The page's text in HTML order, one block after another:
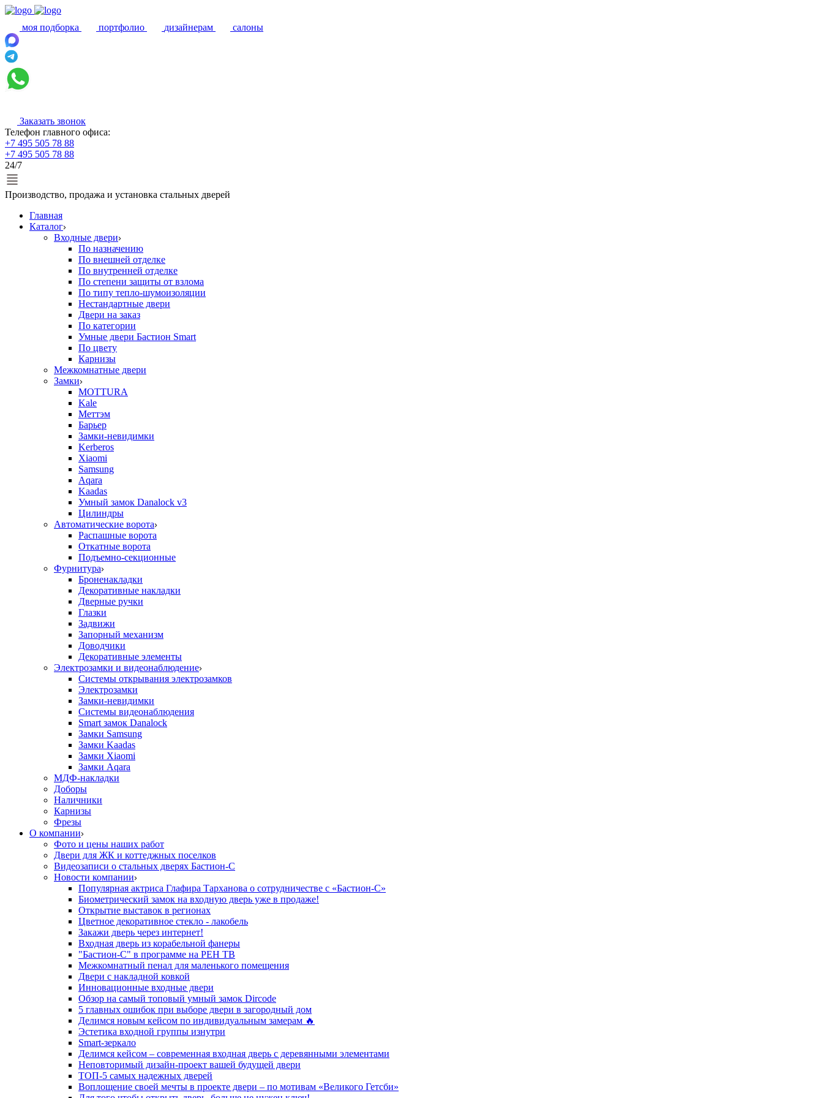
моя подборка портфолио дизайнерам салоны
Заказать звонок
Телефон главного офиса:
+7 495 505 78 88
+7 495 505 78 88
24/7
Производство, продажа и установка стальных дверей
Главная
Каталог
Входные двери
По назначению
По внешней отделке
По внутренней отделке
По степени защиты от взлома
По типу тепло-шумоизоляции
Нестандартные двери
Двери на заказ
По категории
Умные двери Бастион Smart
По цвету
Карнизы
Межкомнатные двери
Замки
MOTTURA
Kale
Меттэм
Барьер
Замки-невидимки
Kerberos
Xiaomi
Samsung
Aqara
Kaadas
Умный замок Danalock v3
Цилиндры
Автоматические ворота
Распашные ворота
Откатные ворота
Подъемно-секционные
Фурнитура
Броненакладки
Декоративные накладки
Дверные ручки
Глазки
Задвижи
Запорный механизм
Доводчики
Декоративные элементы
Электрозамки и видеонаблюдение
Системы открывания электрозамков
Электрозамки
Замки-невидимки
Системы видеонаблюдения
Smart замок Danalock
Замки Samsung
Замки Kaadas
Замки Xiaomi
Замки Aqara
МДФ-накладки
Доборы
Наличники
Карнизы
Фрезы
О компании
Фото и цены наших работ
Двери для ЖК и коттеджных поселков
Видеозаписи о стальных дверях Бастион-С
Новости компании
Популярная актриса Глафира Тарханова о сотрудничестве с «Бастион-С»
Биометрический замок на входную дверь уже в продаже!
Открытие выставок в регионах
Цветное декоративное стекло - лакобель
Закажи дверь через интернет!
Входная дверь из корабельной фанеры
"Бастион-С" в программе на РЕН ТВ
Межкомнатный пенал для маленького помещения
Двери с накладной ковкой
Инновационные входные двери
Обзор на самый топовый умный замок Dircode
5 главных ошибок при выборе двери в загородный дом
Делимся новым кейсом по индивидуальным замерам 🔥
Эстетика входной группы изнутри
Smart-зеркало
Делимся кейсом – современная входная дверь с деревянными элементами
Неповторимый дизайн-проект вашей будущей двери
ТОП-5 самых надежных дверей
Воплощение своей мечты в проекте двери – по мотивам «Великого Гетсби»